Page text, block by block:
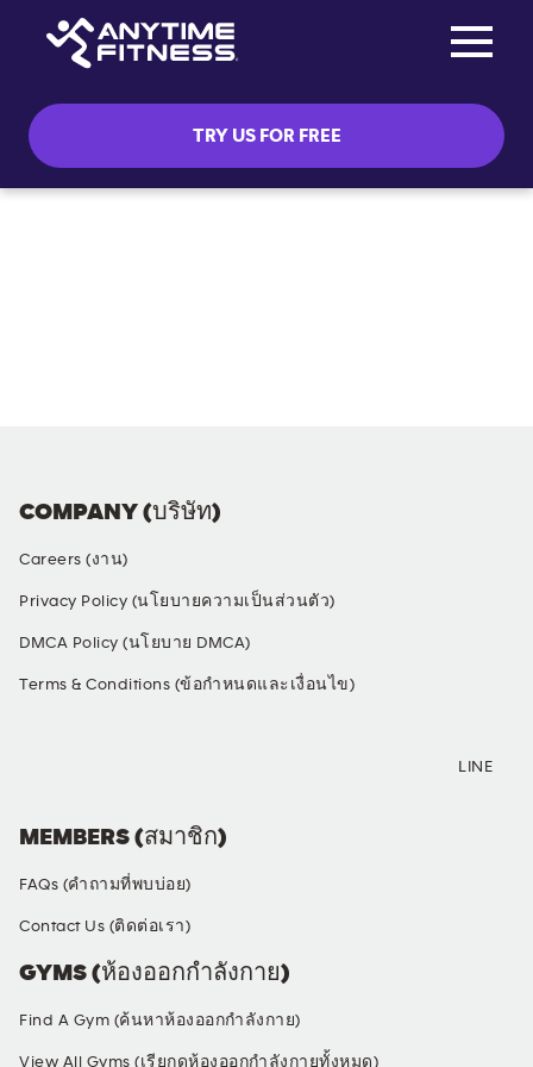
TRY US FOR FREE
COMPANY (บริษัท)
Careers (งาน)
Privacy Policy (นโยบายความเป็นส่วนตัว)
DMCA Policy (นโยบาย DMCA)
Terms & Conditions (ข้อกำหนดและเงื่อนไข)
GYMS (ห้องออกกำลังกาย)
Find A Gym (ค้นหาห้องออกกำลังกาย)
View All Gyms (เรียกดูห้องออกกำลังกายทั้งหมด)
MEMBERS (สมาชิก)
FAQs (คำถามที่พบบ่อย)
Contact Us (ติดต่อเรา)
LINE